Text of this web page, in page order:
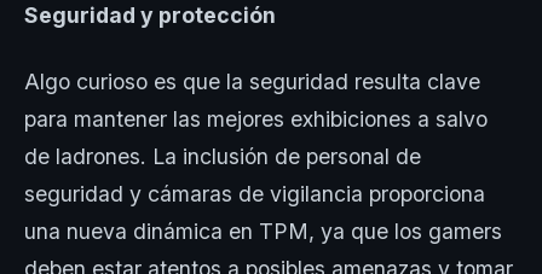
Seguridad y protección
Algo curioso es que la seguridad resulta clave
para mantener las mejores exhibiciones a salvo
de ladrones. La inclusión de personal de
seguridad y cámaras de vigilancia proporciona
una nueva dinámica en TPM, ya que los gamers
deben estar atentos a posibles amenazas y tomar